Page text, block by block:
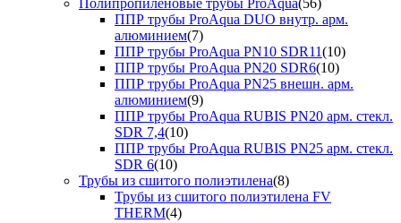
Полипропиленовые трубы ProAqua(56)
ППР трубы ProAqua DUO внутр. арм.
алюминием(7)
ППР трубы ProAqua PN10 SDR11(10)
ППР трубы ProAqua PN20 SDR6(10)
ППР трубы ProAqua PN25 внешн. арм.
алюминием(9)
ППР трубы ProAqua RUBIS PN20 арм. стекл.
SDR 7,4(10)
ППР трубы ProAqua RUBIS PN25 арм. стекл.
SDR 6(10)
Трубы из сшитого полиэтилена(8)
Трубы из сшитого полиэтилена FV
THERM(4)